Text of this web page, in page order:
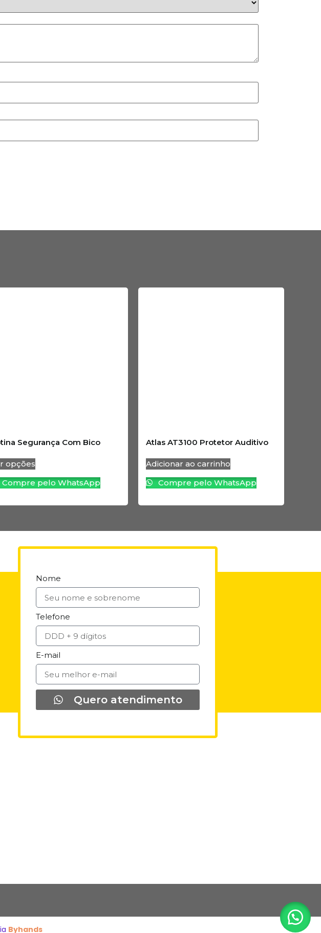
Segurança Com Bico
opções
Compre pelo WhatsApp
Atlas AT3100 Protetor Auditivo
Adicionar ao carrinho
Compre pelo WhatsApp
Nome
Telefone
E-mail
Quero atendimento
Byhands